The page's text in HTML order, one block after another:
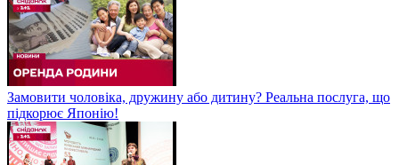
Замовити чоловіка, дружину або дитину? Реальна послуга, що
підкорює Японію!